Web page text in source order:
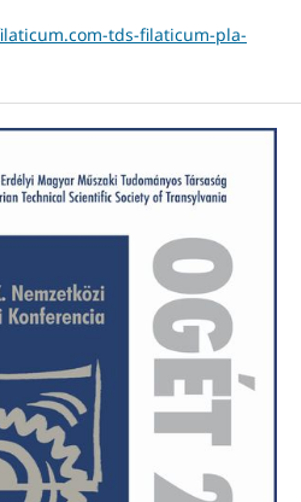
tds-filaticum-pla-